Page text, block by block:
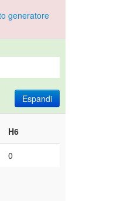
generatore
Espandi
H6
0